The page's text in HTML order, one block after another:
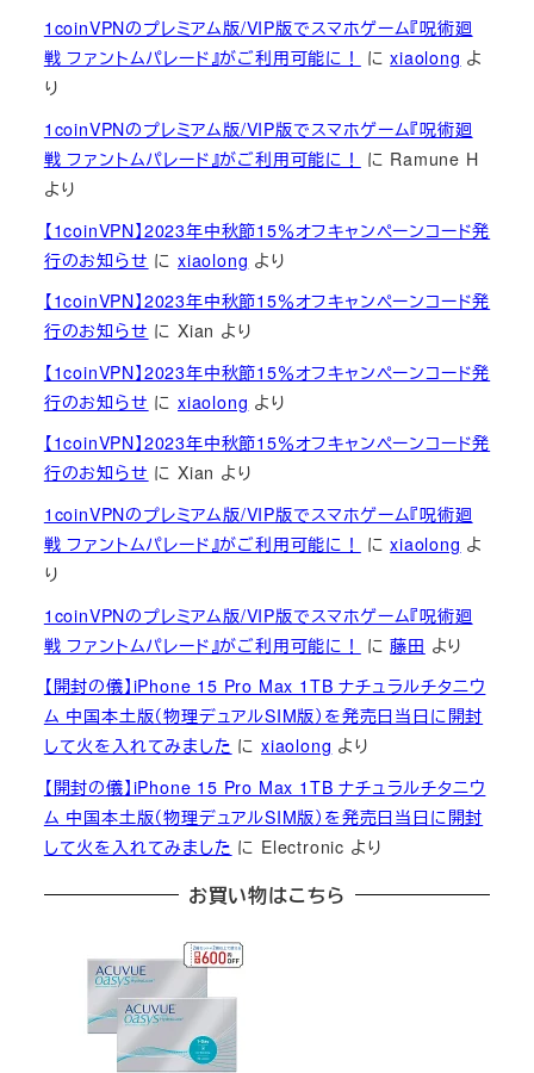
1coinVPNのプレミアム版/VIP版でスマホゲーム『呪術廻
戦 ファントムパレード』がご利用可能に！
にxiaolong よ
り
1coinVPNのプレミアム版/VIP版でスマホゲーム『呪術廻
戦 ファントムパレード』がご利用可能に！
に Ramune H
より
【1coinVPN】2023年中秋節15％オフキャンペーンコード発
行のお知らせ にxiaolong より
【1coinVPN】2023年中秋節15％オフキャンペーンコード発
行のお知らせ にXian より
【1coinVPN】2023年中秋節15％オフキャンペーンコード発
行のお知らせ にxiaolong より
【1coinVPN】2023年中秋節15％オフキャンペーンコード発
行のお知らせ にXian より
1coinVPNのプレミアム版/VIP版でスマホゲーム『呪術廻
戦 ファントムパレード』がご利用可能に！
にxiaolong よ
り
1coinVPNのプレミアム版/VIP版でスマホゲーム『呪術廻
戦 ファントムパレード』がご利用可能に！
に藤田 より
【開封の儀】iPhone 15 Pro Max 1TB ナチュラルチタニウ
ム 中国本土版（物理デュアルSIM版）を発売日当日に開封
して火を入れてみました にxiaolong より
【開封の儀】iPhone 15 Pro Max 1TB ナチュラルチタニウ
ム 中国本土版（物理デュアルSIM版）を発売日当日に開封
して火を入れてみました に Electronic より
お買い物はこちら